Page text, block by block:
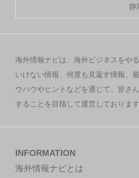
静
海外情報ナビは、海外ビジネスをや
いけない情報、何度も見返す情報、
ウハウやヒントなどを通じて、皆さ
することを目指して運営しております
INFORMATION
海外情報ナビとは